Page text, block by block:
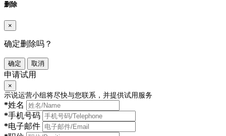
删除
×
确定删除吗？
确定 取消
申请试用
×
示说运营小组将尽快与您联系，并提供试用服务
*姓名
*手机号码
*电子邮件